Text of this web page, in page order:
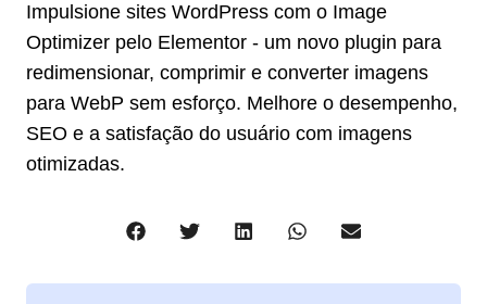
Impulsione sites WordPress com o Image
Optimizer pelo Elementor - um novo plugin para
redimensionar, comprimir e converter imagens
para WebP sem esforço. Melhore o desempenho,
SEO e a satisfação do usuário com imagens
otimizadas.